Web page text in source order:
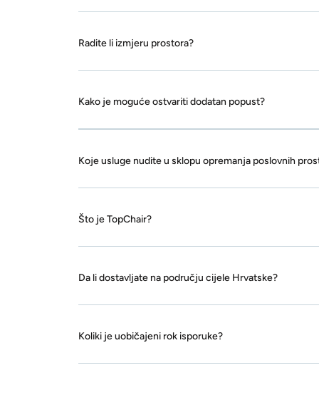
Radite li izmjeru prostora?
Kako je moguće ostvariti dodatan popust?
Koje usluge nudite u sklopu opremanja poslovnih
Što je TopChair?
Da li dostavljate na području cijele Hrvatske?
Koliki je uobičajeni rok isporuke?